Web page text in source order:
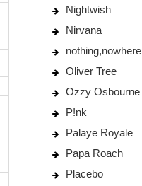
Nightwish
Nirvana
nothing,nowhere
Oliver Tree
Ozzy Osbourne
P!nk
Palaye Royale
Papa Roach
Placebo